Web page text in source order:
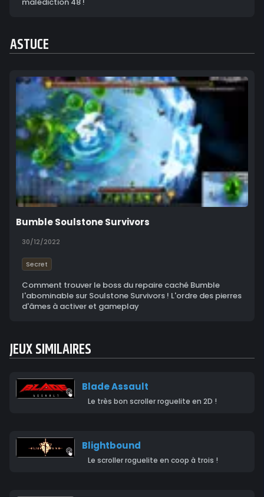
ASTUCE
Bumble Soulstone Survivors
30/12/2022
Secret
Comment trouver le boss du repaire caché Bumble
l'abominable sur Soulstone Survivors ! L'ordre des pierres
d'âmes à activer et gameplay
JEUX SIMILAIRES
Blade Assault
Le très bon scroller roguelite en 2D !
Blightbound
Le scroller roguelite en coop à trois !